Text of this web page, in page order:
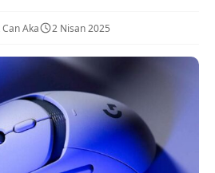
Aka 2 Nisan 2025